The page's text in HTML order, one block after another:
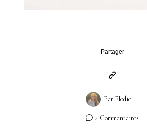
Partager
Par Elodie
4 Commentaires